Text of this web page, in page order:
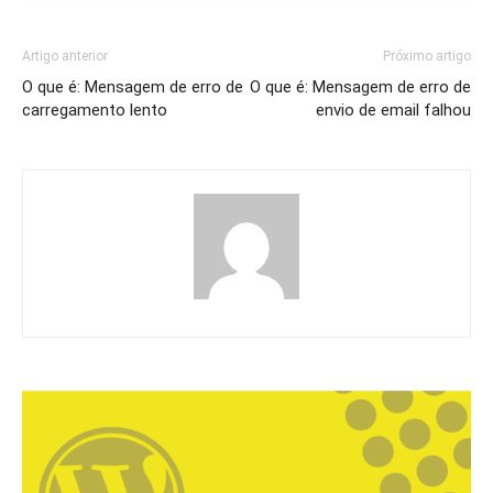
Artigo anterior
O que é: Mensagem de erro de
carregamento lento
Próximo artigo
O que é: Mensagem de erro de
envio de email falhou